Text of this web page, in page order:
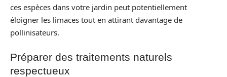
ces espèces dans votre jardin peut potentiellement
éloigner les limaces tout en attirant davantage de
pollinisateurs.
Préparer des traitements naturels
respectueux